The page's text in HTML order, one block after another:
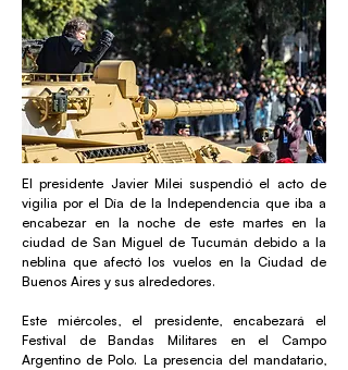
El presidente Javier Milei suspendió el acto de
vigilia por el Día de la Independencia que iba a
encabezar en la noche de este martes en la
ciudad de San Miguel de Tucumán debido a la
neblina que afectó los vuelos en la Ciudad de
Buenos Aires y sus alrededores.
Este miércoles, el presidente, encabezará el
Festival de Bandas Militares en el Campo
Argentino de Polo. La presencia del mandatario,